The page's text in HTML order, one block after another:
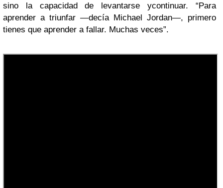
sino la capacidad de levantarse ycontinuar. “Para
aprender a triunfar —decía Michael Jordan—, primero
tienes que aprender a fallar. Muchas veces”.